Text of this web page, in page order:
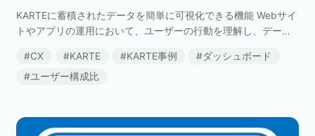
KARTEに蓄積されたデータを簡単に可視化できる機能 Webサイ
トやアプリの運用において、ユーザーの行動を理解し、データ
ザーの全体像を把握したい」「施策の効果を定量 […]
CX KARTE KARTE事例
ダッシュボード
ユーザー構成比